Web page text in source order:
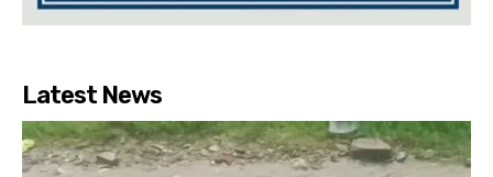
Latest News